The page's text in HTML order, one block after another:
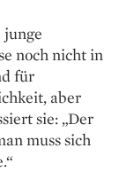
noch nicht in
für
aber
sie: „Der
muss sich